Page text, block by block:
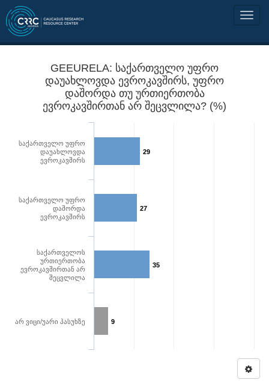
GEEURELA: საქართველო უფრო
დაუახლოვდა ევროკავშირს, უფრო
დაშორდა თუ ურთიერთობა
ევროკავშირთან არ შეცვლილა? (%)
29
27
35
9
საქართველო უფრო
დაუახლოვდა
ევროკავშირს
საქართველო უფრო
დაშორდა
ევროკავშირს
საქართველოს
ურთიერთობა
ევროკავშირთან არ
შეცვლილა
არ ვიცი/უარი პასუხზე